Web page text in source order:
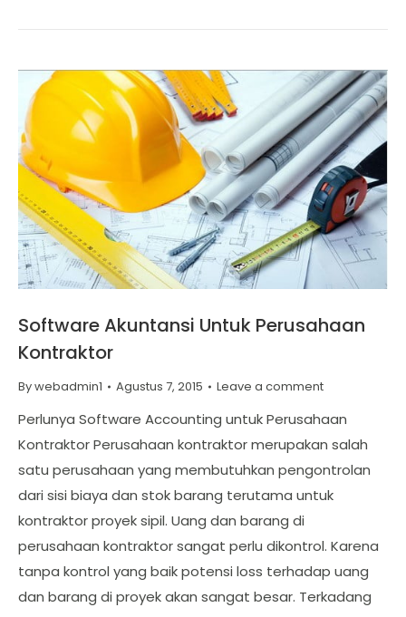
Software Akuntansi Untuk Perusahaan
Kontraktor
Bywebadmin1 Agustus 7, 2015 Leave a comment
Perlunya Software Accounting untuk Perusahaan
Kontraktor Perusahaan kontraktor merupakan salah
satu perusahaan yang membutuhkan pengontrolan
dari sisi biaya dan stok barang terutama untuk
kontraktor proyek sipil. Uang dan barang di
perusahaan kontraktor sangat perlu dikontrol. Karena
tanpa kontrol yang baik potensi loss terhadap uang
dan barang di proyek akan sangat besar. Terkadang